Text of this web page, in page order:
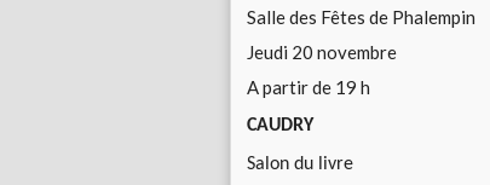
Salle des Fêtes de Phalempin
Jeudi 20 novembre
A partir de 19 h
CAUDRY
Salon du livre